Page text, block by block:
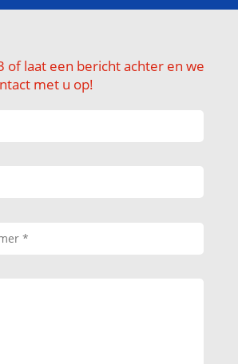
of laat een bericht achter en we
met u op!